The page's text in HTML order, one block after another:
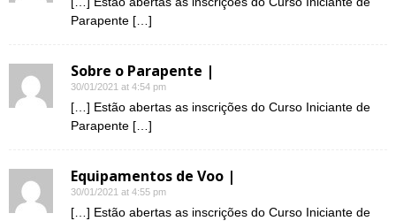
Parapente […]
Sobre o Parapente |
30/01/2021 at 4:54 pm
[…] Estão abertas as inscrições do Curso Iniciante de
Parapente […]
Equipamentos de Voo |
30/01/2021 at 4:55 pm
[…] Estão abertas as inscrições do Curso Iniciante de